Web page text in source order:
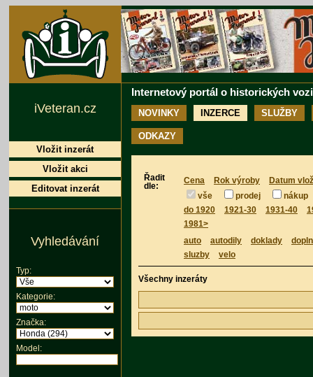
Internetový portál o historických
NOVINKY INZERCE SLUŽBY
ODKAZY
Řadit
dle:
Cena Rok výroby
Datum
vše
prodej
nákup
do 1920
1921-30 1931-40
1981>
auto
autodily doklady
sluzby
velo
Všechny inzeráty
iVeteran.cz
Vložit inzerát
Vložit akci
Editovat inzerát
Vyhledávání
Typ:
Kategorie:
Značka:
Model: